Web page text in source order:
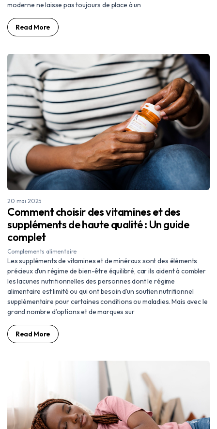
moderne ne laisse pas toujours de place à un
Read More
20 mai 2025
Comment choisir des vitamines et des
suppléments de haute qualité : Un guide
complet
Complements alimentaire
Les suppléments de vitamines et de minéraux sont des éléments
précieux d’un régime de bien-être équilibré, car ils aident à combler
les lacunes nutritionnelles des personnes dont le régime
alimentaire est limité ou qui ont besoin d’un soutien nutritionnel
supplémentaire pour certaines conditions ou maladies. Mais avec le
grand nombre d’options et de marques sur
Read More